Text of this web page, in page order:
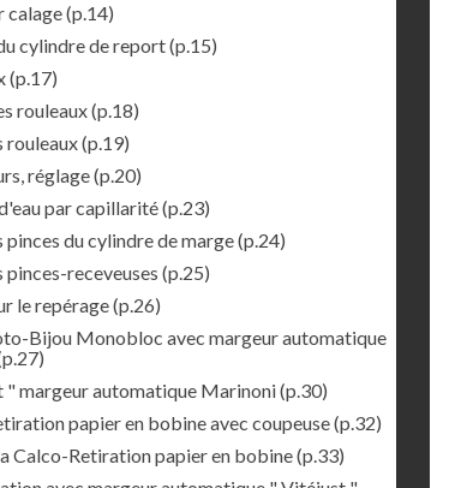
calage(p.14)
cylindre de report(p.15)
(p.17)
rouleaux(p.18)
rouleaux(p.19)
réglage(p.20)
par capillarité(p.23)
pinces du cylindre de marge(p.24)
pinces-receveuses (p.25)
le repérage(p.26)
Bijou Monobloc avec margeur automatique
" margeur automatique Marinoni(p.30)
papier en bobine avec coupeuse(p.32)
Calco-Retiration papier en bobine(p.33)